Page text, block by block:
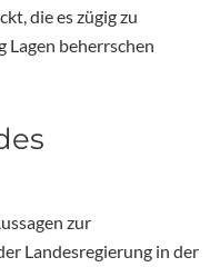
die es zügig zu
Lagen beherrschen
zur
Landesregierung in der